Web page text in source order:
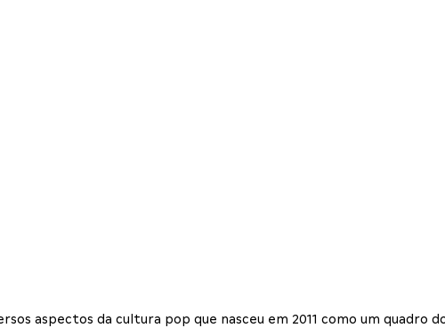
aspectos da cultura pop que nasceu em 2011 como um quadro